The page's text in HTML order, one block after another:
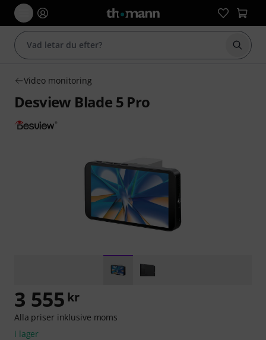
Börja
Video monitoring
Desview Blade 5 Pro
3 555 kr
Alla priser inklusive moms
i lager